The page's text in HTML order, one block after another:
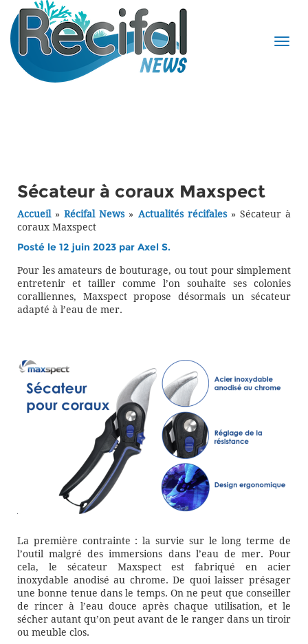
Sécateur à coraux Maxspect
Accueil»Récifal News» Actualités récifales» Sécateur à
coraux Maxspect
Posté le 12 juin 2023 par Axel S.
Pour les amateurs de bouturage, ou tout pour simplement
entretenir et tailler comme l’on souhaite ses colonies
coralliennes, Maxspect propose désormais un sécateur
adapté à l’eau de mer.
La première contrainte : la survie sur le long terme de
l’outil malgré des immersions dans l’eau de mer. Pour
cela, le sécateur Maxspect est fabriqué en acier
inoxydable anodisé au chrome. De quoi laisser présager
une bonne tenue dans le temps. On ne peut que conseiller
de rincer à l’eau douce après chaque utilisation, et le
sécher autant qu’on peut avant de le ranger dans un tiroir
ou meuble clos.